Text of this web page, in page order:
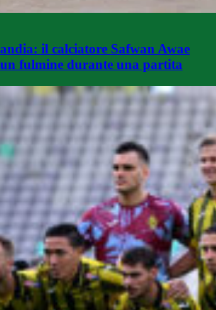
il calciatore Safwan Awae
fulmine durante una partita